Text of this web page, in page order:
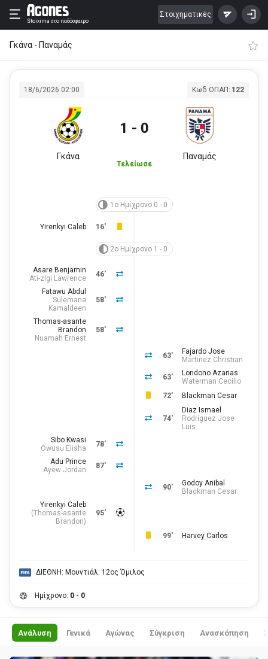
Stoixima στο ποδόσφαιρο
Στοιχηματικές
Γκάνα - Παναμάς
18/6/2026 02:00 Κωδ ΟΠΑΠ: 122
Γκάνα
1 - 0
Τελείωσε
Παναμάς
1ο Ημίχρονο 0 - 0
16'
Yirenkyi Caleb
2ο Ημίχρονο 1 - 0
46'
Asare Benjamin
Ati-zigi Lawrence
58'
Fatawu Abdul
Sulemana
Kamaldeen
58'
Thomas-asante
Brandon
Nuamah Ernest
63'
Fajardo Jose
Martinez Christian
63'
Londono Azarias
Waterman Cecilio
72'
Blackman Cesar
74'
Diaz Ismael
Rodriguez Jose
Luis
78'
Sibo Kwasi
Owusu Elisha
87'
Adu Prince
Ayew Jordan
90'
Godoy Anibal
Blackman Cesar
95'
Yirenkyi Caleb
(Thomas-asante
Brandon)
99'
Harvey Carlos
ΔΙΕΘΝΗ: Μουντιάλ: 12ος Όμιλος
Ημίχρονο: 0 - 0
Ανάλυση Γενικά Αγώνας Σύγκριση Ανασκόπηση